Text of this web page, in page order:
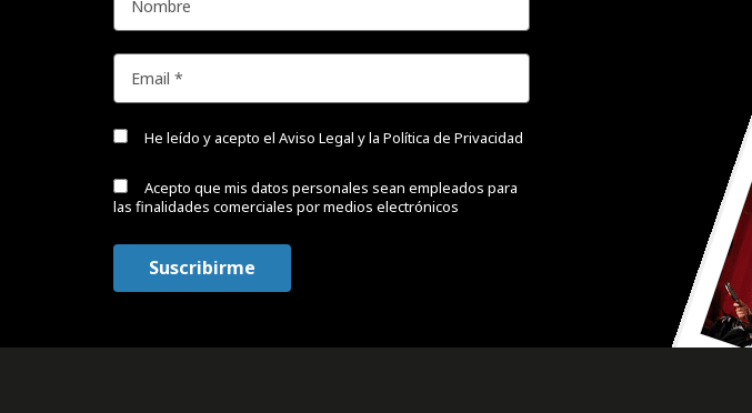
He leído y acepto el Aviso Legal y la Política de Privacidad
Acepto que mis datos personales sean empleados para
las finalidades comerciales por medios electrónicos